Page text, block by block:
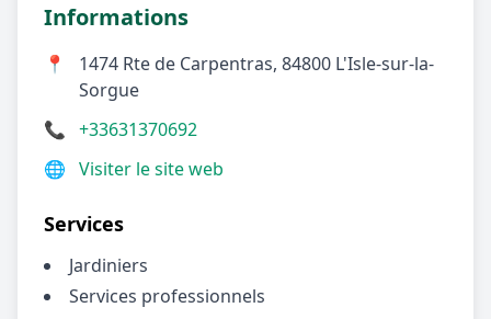
Informations
📍
1474 Rte de Carpentras, 84800 L'Isle-sur-la-
Sorgue
📞 +33631370692
🌐 Visiter le site web
Services
Jardiniers
Services professionnels